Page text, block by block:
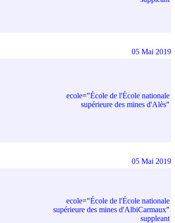
ecole="École de l'École nationale
supérieure des mines d'Alès"
05 Mai 2019
ecole="École de l'École nationale
supérieure des mines d'AlbiCarmaux"
suppleant
05 Mai 2019